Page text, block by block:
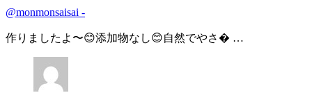
@monmonsaisai -
作りましたよ〜😊添加物なし😊自然でやさ� …